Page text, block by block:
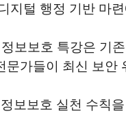
지털 행정 기반 마
보보호 특강은
가들이 최신 보안
보보호 실천 수칙